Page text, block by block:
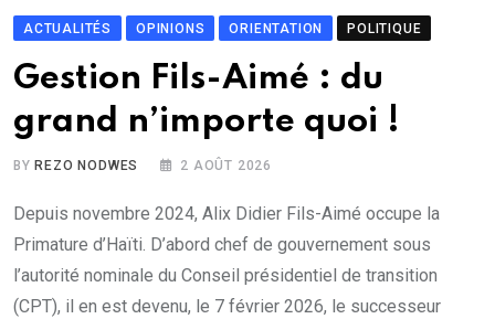
ACTUALITÉS OPINIONS ORIENTATION POLITIQUE
Gestion Fils-Aimé : du
grand n’importe quoi !
BY REZO NODWES 2 AOÛT 2026
Depuis novembre 2024, Alix Didier Fils-Aimé occupe la
Primature d’Haïti. D’abord chef de gouvernement sous
l’autorité nominale du Conseil présidentiel de transition
(CPT), il en est devenu, le 7 février 2026, le successeur